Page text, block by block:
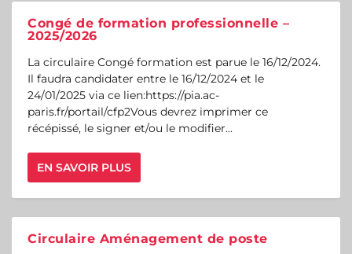
Congé de formation professionnelle –
2025/2026
La circulaire Congé formation est parue le 16/12/2024.
Il faudra candidater entre le 16/12/2024 et le
24/01/2025 via ce lien:https://pia.ac-
paris.fr/portail/cfp2Vous devrez imprimer ce
récépissé, le signer et/ou le modifier...
EN SAVOIR PLUS
Circulaire Aménagement de poste